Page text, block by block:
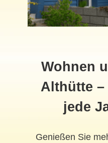
Wohnen
Althütte
jede
Genießen Sie